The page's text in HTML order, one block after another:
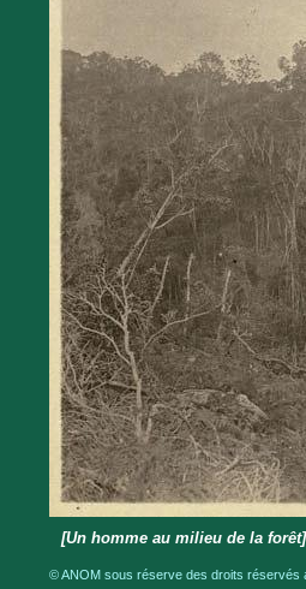
[Un homme au milieu de la
© ANOM sous réserve des droits réservés